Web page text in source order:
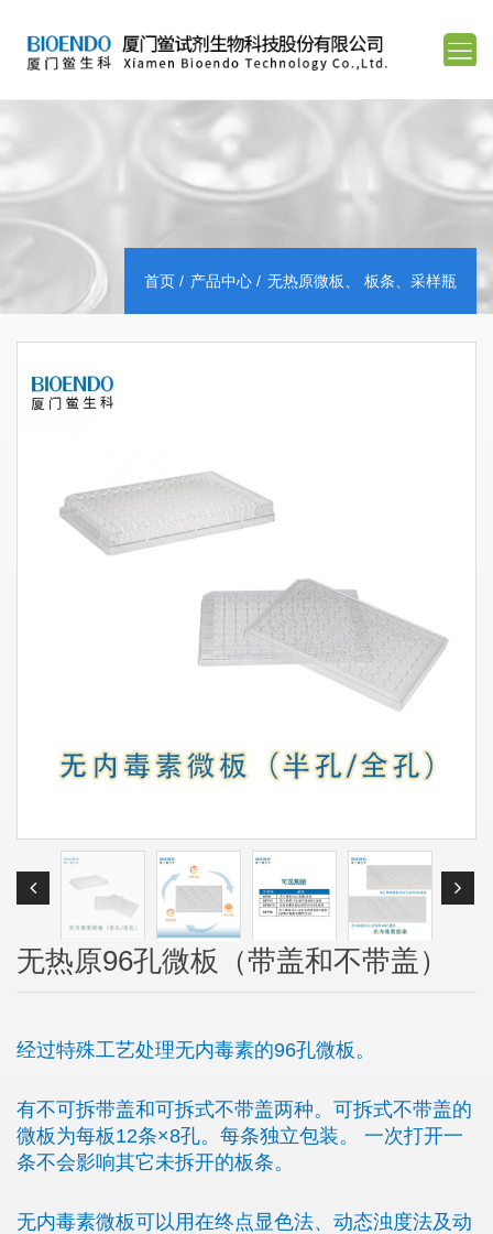
首页 产品中心 无热原微板、 板条、采样瓶
无热原96孔微板（带盖和不带盖）
经过特殊工艺处理无内毒素的96孔微板。
有不可拆带盖和可拆式不带盖两种。可拆式不带盖的
微板为每板12条×8孔。每条独立包装。 一次打开一
条不会影响其它未拆开的板条。
无内毒素微板可以用在终点显色法、动态浊度法及动